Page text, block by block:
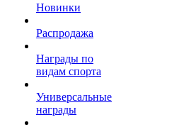
Новинки
Распродажа
Награды по
видам спорта
Универсальные
награды